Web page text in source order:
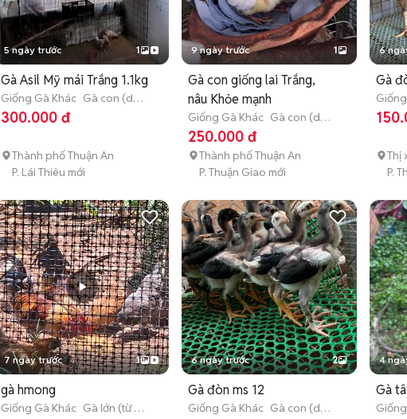
5 ngày trước 1
Gà Asil Mỹ mái Trắng 1.1kg
Giống Gà Khác Gà con (dưới
3 tháng tuổi)
300.000 đ
Thành phố Thuận An
P. Lái Thiêu mới
9 ngày trước 1
Gà con giống lai Trắng,
nâu Khỏe mạnh
Giống Gà Khác Gà con (dưới
3 tháng tuổi)
250.000 đ
Thành phố Thuận An
P. Thuận Giao mới
6
Gà
Thị
P.
7 ngày trước 1
gà hmong
Giống Gà Khác Gà lớn (từ 3
6 ngày trước 2
Gà đòn ms 12
Giống Gà Khác Gà con (dưới
4
Gà